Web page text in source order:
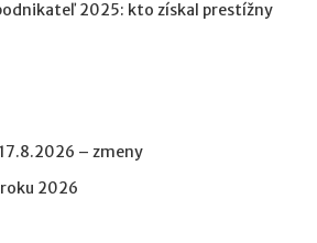
2025: kto získal prestížny
– zmeny
2026